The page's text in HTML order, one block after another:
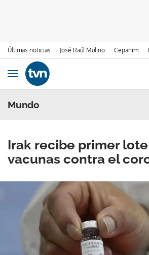
Últimas noticias José Raúl Mulino Cepanim
Ir al contenido
Obrir navegació
Mundo
Irak recibe primer
vacunas contra el